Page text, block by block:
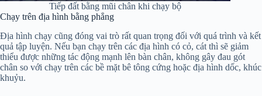
Tiếp đất bằng mũi chân khi chạy bộ
Chạy trên địa hình bằng phẳng
Địa hình chạy cũng đóng vai trò rất quan trọng đối với quá trình và kết
quả tập luyện. Nếu bạn chạy trên các địa hình có cỏ, cát thì sẽ giảm
thiểu được những tác động mạnh lên bàn chân, không gây đau gót
chân so với chạy trên các bề mặt bê tông cứng hoặc địa hình dốc, khúc
khuỷu.